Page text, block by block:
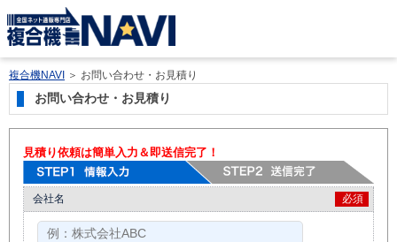
複合機NAVI ＞ お問い合わせ・お見積り
お問い合わせ・お見積り
見積り依頼は簡単入力＆即送信完了！
会社名 必須